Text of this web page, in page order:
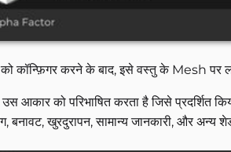
को कॉन्फ़िगर करने के बाद, इसे वस्तु के Mesh पर
आकार को परिभाषित करता है जिसे प्रदर्शित
बनावट, खुरदुरापन, सामान्य जानकारी, और अन्य